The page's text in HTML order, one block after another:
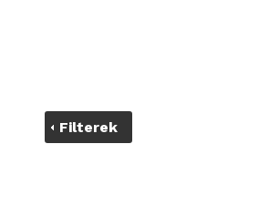
Filterek